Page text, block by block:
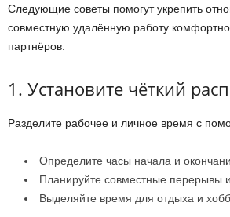
Следующие советы помогут укрепить
совместную удалённую работу
партнёров.
1. Установите чёткий
Разделите рабочее и личное время с
Определите часы начала и
Планируйте совместные перерывы
Выделяйте время для отдыха и